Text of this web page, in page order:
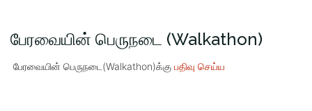
பேரவையின் பெருநடை (Walkathon)
பேரவையின் பெருநடை(Walkathon)க்கு பதிவு செய்ய